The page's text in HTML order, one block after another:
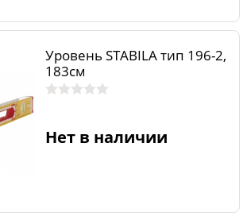
Уровень STABILA тип 196-2,
183см
Нет в наличии